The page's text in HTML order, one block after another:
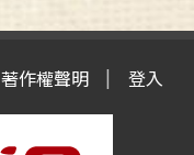
著作權聲明 登入